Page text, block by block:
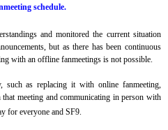
schedule.
and monitored the current situation
but as there has been continuous
with an offline fanmeetings is not possible.
such as replacing it with online fanmeeting,
meeting and communicating in person with
for everyone and SF9.